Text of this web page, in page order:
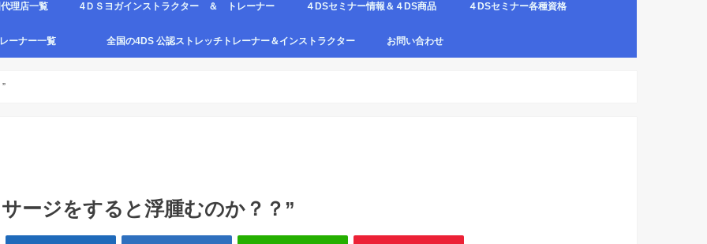
理店一覧
ピロー代理店 クリエピロー説明＆使い方動画
クリエピロー Q＆A
クリエピロー販売店になる方法は？
＆手首足首ベルト
代理店一覧
4ＤＳヨガインストラクター ＆ トレーナー ４DSセミナー情報＆４DS商品
4ds商品
４DSのテンプレート（S字カーブ定
４ＤＳの各部門の説明
4DS セミナー受講料について
セミナー受講のルールとキャンセルに
４DSセミナー各種資格
レーナー一覧 全国の4DS 公認ストレッチトレーナー＆インストラクター お問い合わせ
ージをすると浮腫むのか？？”